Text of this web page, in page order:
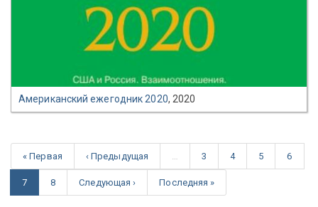
Американский ежегодник 2020, 2020
« Первая ‹ Предыдущая 3 4 5 6
7 8 Следующая › Последняя »